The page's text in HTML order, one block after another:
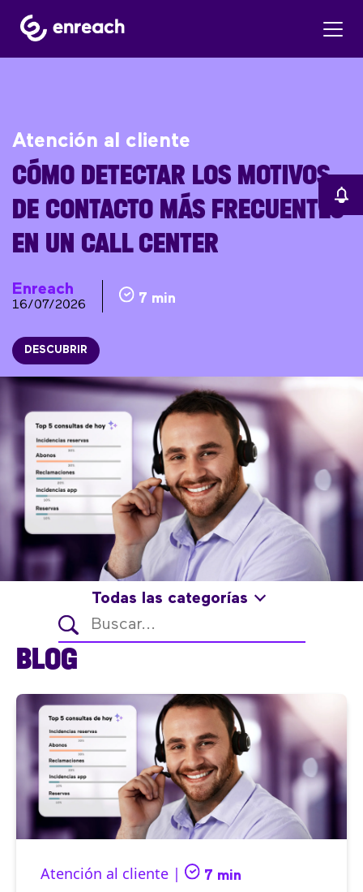
Atención al cliente
CÓMO DETECTAR LOS MOTIVOS
DE CONTACTO MÁS FRECUENTES
EN UN CALL CENTER
Enreach
16/07/2026 7 min
DESCUBRIR
Todas las categorías
BLOG
Atención al cliente | 7 min